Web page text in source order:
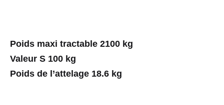
Poids maxi tractable 2100 kg
Valeur S 100 kg
Poids de l’attelage 18.6 kg